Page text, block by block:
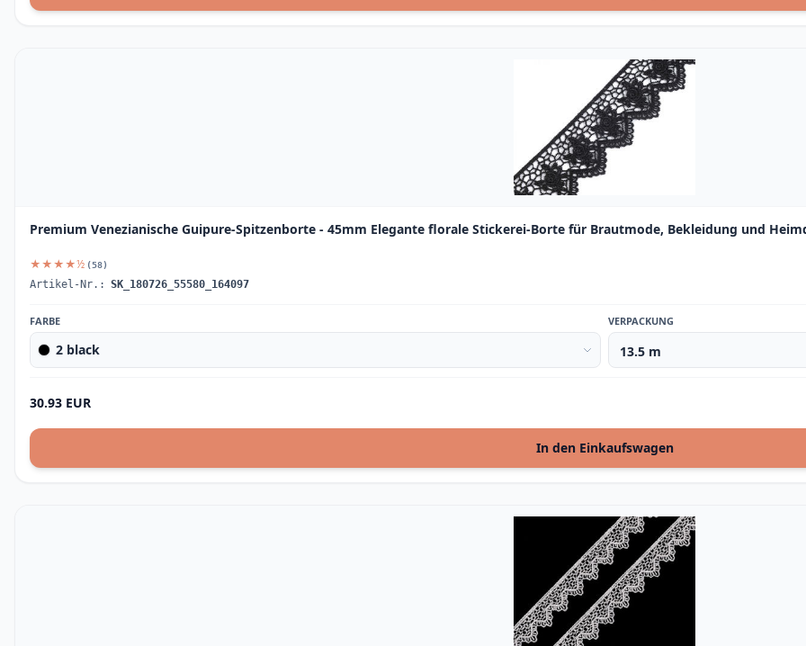
Premium Venezianische Guipure-Spitzenborte - 45mm Elegante florale Stickerei-Borte für Brautmode, Bekleidung und
★★★★½ (58)
Artikel-Nr.: SK_180726_55580_164097
FARBE
2 black
VERPACKUNG
30.93 EUR
In den Einkaufswagen